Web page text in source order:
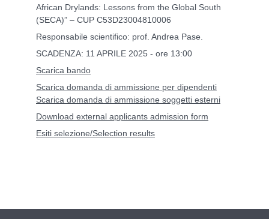
African Drylands: Lessons from the Global South
(SECA)” – CUP C53D23004810006
Responsabile scientifico: prof. Andrea Pase.
SCADENZA: 11 APRILE 2025 - ore 13:00
Scarica bando
Scarica domanda di ammissione per dipendenti
Scarica domanda di ammissione soggetti esterni
Download external applicants admission form
Esiti selezione/Selection results